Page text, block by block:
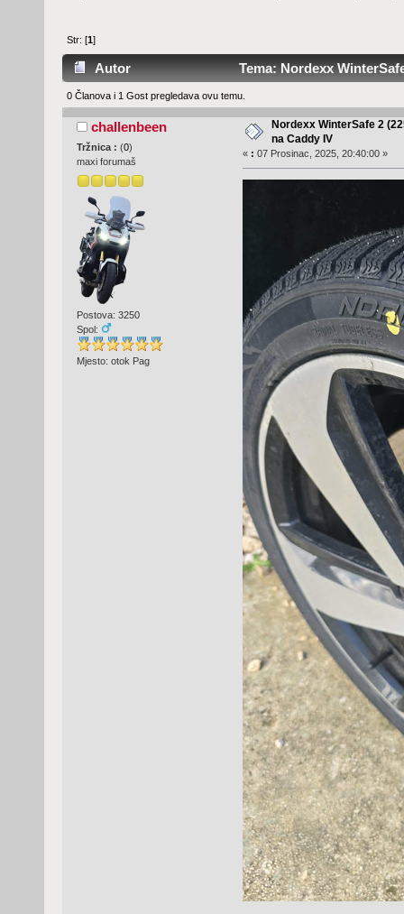
Str: [1]
Autor Tema: Nordexx
0 Članova i 1 Gost pregledava ovu temu.
challenbeen
Tržnica : (0)
maxi forumaš
Postova: 3250
Spol:
Mjesto: otok Pag
Nordexx WinterSafe 2
na Caddy IV
« : 07 Prosinac, 2025, 20:40:00 »